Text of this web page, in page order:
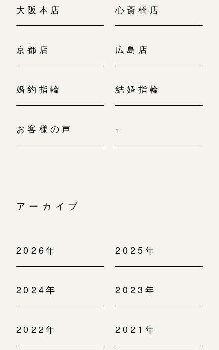
大阪本店 心斎橋店
京都店 広島店
婚約指輪 結婚指輪
お客様の声 -
アーカイブ
2026年 2025年
2024年 2023年
2022年 2021年